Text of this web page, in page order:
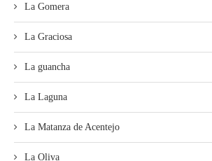
La Gomera
La Graciosa
La guancha
La Laguna
La Matanza de Acentejo
La Oliva